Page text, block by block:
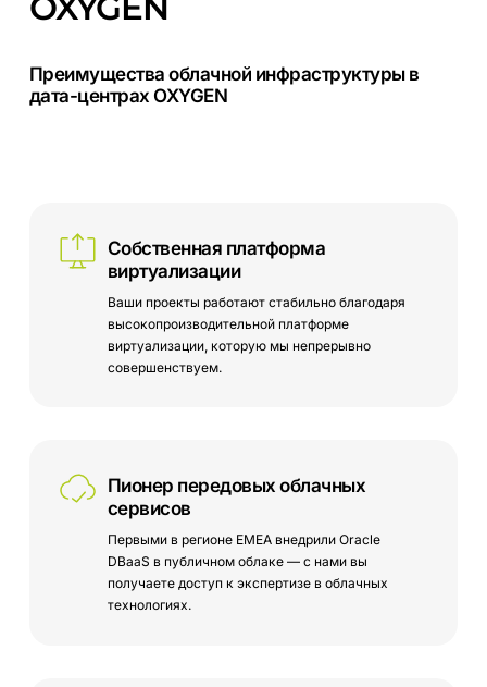
Преимущества облачной инфраструктуры в
дата-центрах OXYGEN
Собственная платформа
виртуализации
Ваши проекты работают стабильно благодаря
высокопроизводительной платформе
виртуализации, которую мы непрерывно
совершенствуем.
Пионер передовых облачных
сервисов
Первыми в регионе EMEA внедрили Oracle
DBaaS в публичном облаке — с нами вы
получаете доступ к экспертизе в облачных
технологиях.